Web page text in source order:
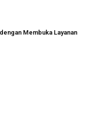
Membuka Layanan